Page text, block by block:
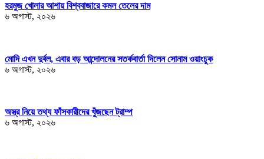
হরমুজ খোলার আশায় বিশ্ববাজারে কমল তেলের দাম
৬ অগাস্ট, ২০২৬
মোদি এখন দুর্বল, এবার বড় আন্দোলনের সতর্কবার্তা দিলেন সোনাম ওয়াংচুক
৬ অগাস্ট, ২০২৬
অস্ত্র নিয়ে তথ্য ফাঁসকারীদের খুঁজছেন ট্রাম্প
৬ অগাস্ট, ২০২৬